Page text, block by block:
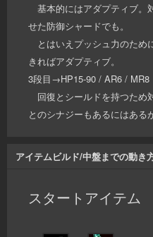
基本的にはアダプティブ。
せた防御シャードでも。
とはいえプッシュ力のため
きればアダプティブ。
3段目→HP15-90 / AR6 / MR8
回復とシールドを持つため
とのシナジーもあるにはある
アイテムビルド/中盤までの動き
スタートアイテム